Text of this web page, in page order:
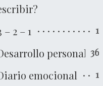
– 2 – 1 1
personal 36
emocional 1